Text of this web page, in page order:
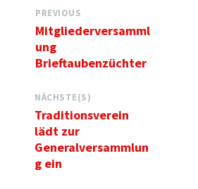
PREVIOUS
Mitgliederversamml
ung
Brieftaubenzüchter
NÄCHSTE(S)
Traditionsverein
lädt zur
Generalversammlun
g ein